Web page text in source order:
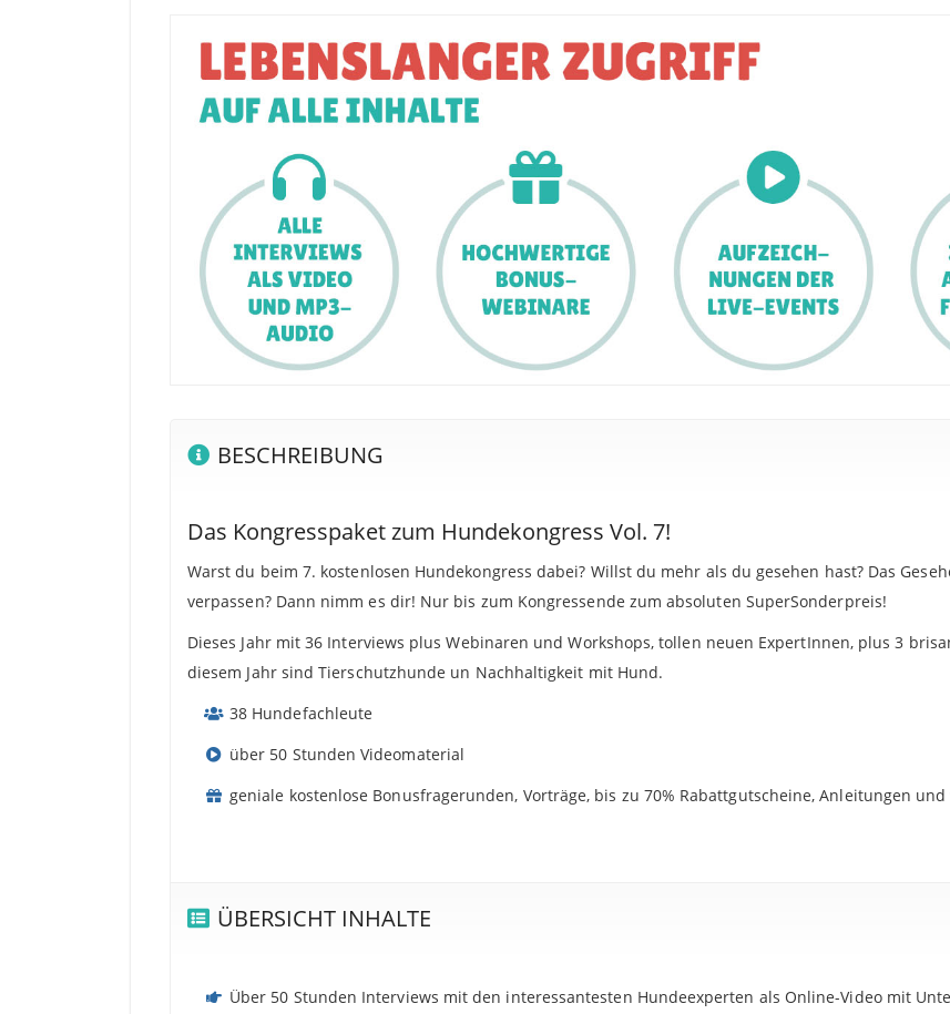
BESCHREIBUNG
Das Kongresspaket zum Hundekongress Vol. 7!
Warst du beim 7. kostenlosen Hundekongress dabei? Willst du mehr als du gesehen hast? Das
verpassen? Dann nimm es dir! Nur bis zum Kongressende zum absoluten SuperSonderpreis!
Dieses Jahr mit 36 Interviews plus Webinaren und Workshops, tollen neuen ExpertInnen, plus 3
diesem Jahr sind Tierschutzhunde un Nachhaltigkeit mit Hund.
38 Hundefachleute
über 50 Stunden Videomaterial
geniale kostenlose Bonusfragerunden, Vorträge, bis zu 70% Rabattgutscheine, Anleitungen
ÜBERSICHT INHALTE
Über 50 Stunden Interviews mit den interessantesten Hundeexperten als Online-Video mit